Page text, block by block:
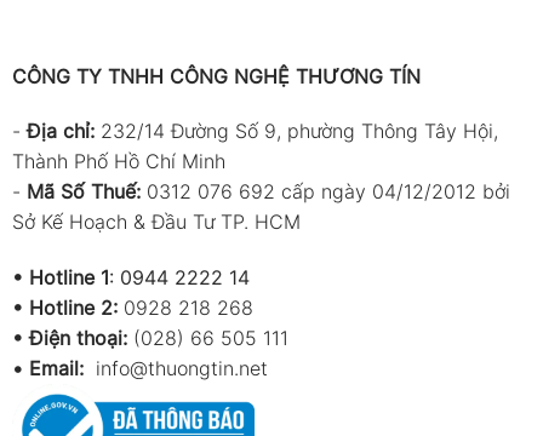
CÔNG TY TNHH CÔNG NGHỆ THƯƠNG TÍN
-Địa chỉ: 232/14 Đường Số 9, phường Thông Tây Hội,
Thành Phố Hồ Chí Minh
- Mã Số Thuế: 0312 076 692 cấp ngày 04/12/2012 bởi
Sở Kế Hoạch & Đầu Tư TP. HCM
• Hotline 1: 0944 2222 14
• Hotline 2: 0928 218 268
• Điện thoại: (028) 66 505 111
• Email: info@thuongtin.net